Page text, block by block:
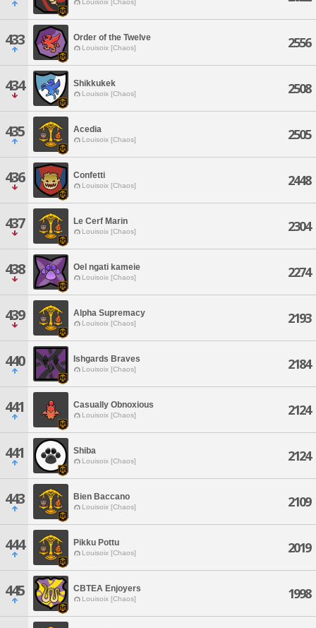
Louisoix [Chaos]
433 Order of the Twelve
Louisoix [Chaos] 2556
434 Shikkukek
Louisoix [Chaos] 2508
435 Acedia
Louisoix [Chaos] 2505
436 Confetti
Louisoix [Chaos] 2448
437 Le Cerf Marin
Louisoix [Chaos] 2304
438 Oel ngati kameie
Louisoix [Chaos] 2274
439 Alpha Supremacy
Louisoix [Chaos] 2193
440 Ishgards Braves
Louisoix [Chaos] 2184
441 Casually Obnoxious
Louisoix [Chaos] 2124
441 Shiba
Louisoix [Chaos] 2124
443 Bien Baccano
Louisoix [Chaos] 2109
444 Pikku Pottu
Louisoix [Chaos] 2019
445 CBTEA Enjoyers
Louisoix [Chaos] 1998